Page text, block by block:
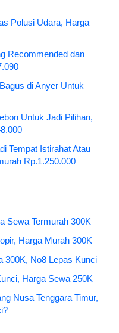
Polusi Udara, Harga
Recommended dan
di Anyer Untuk
Untuk Jadi Pilihan,
Tempat Istirahat Atau
Rp.1.250.000
Sewa Termurah 300K
Harga Murah 300K
300K, No8 Lepas Kunci
Harga Sewa 250K
Nusa Tenggara Timur,